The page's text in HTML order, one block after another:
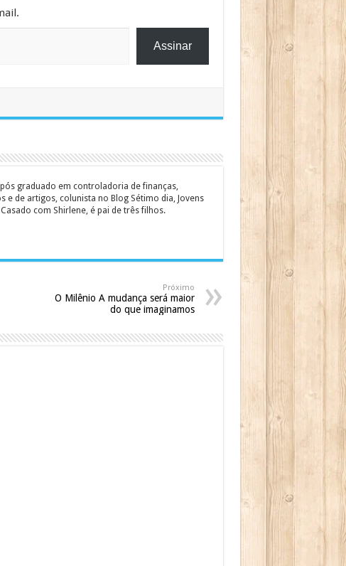
Assinar
graduado em controladoria de finanças,
e de artigos, colunista no Blog Sétimo dia, Jovens
com Shirlene, é pai de três filhos.
Próximo
O Milênio A mudança será maior
do que imaginamos